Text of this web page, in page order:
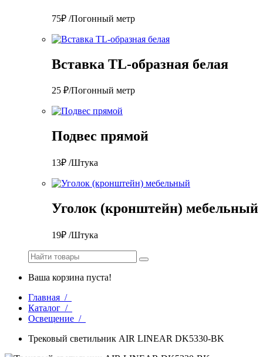
75₽ /Погонный метр
Вставка TL-образная белая
25 ₽/Погонный метр
Подвес прямой
13₽ /Штука
Уголок (кронштейн) мебельный
19₽ /Штука
Ваша корзина пуста!
Главная /
Каталог /
Освещение /
Трековый светильник AIR LINEAR DK5330-BK